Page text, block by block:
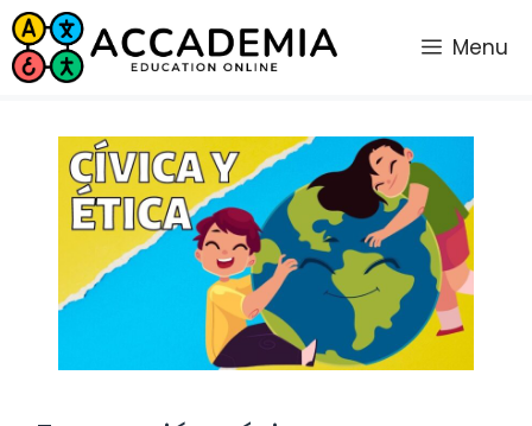
Saltar
al
contenido
Menu